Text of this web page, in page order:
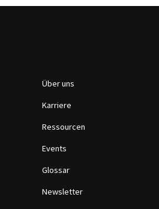
Über uns
Karriere
Ressourcen
Events
Glossar
Newsletter